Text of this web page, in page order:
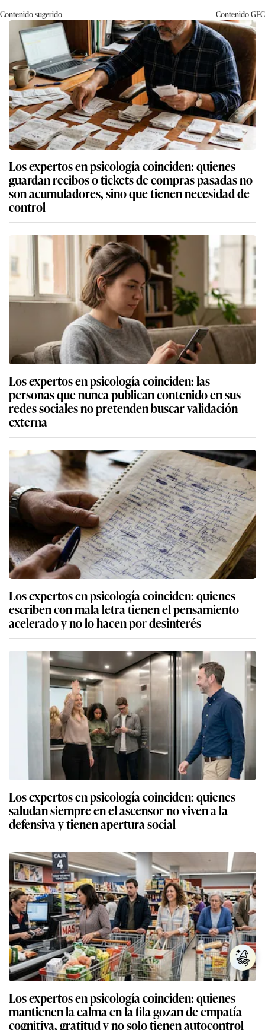
Contenido sugerido ContenidoGEC
Los expertos en psicología coinciden: quienes
guardan recibos o tickets de compras pasadas no
son acumuladores, sino que tienen necesidad de
control
Los expertos en psicología coinciden: las
personas que nunca publican contenido en sus
redes sociales no pretenden buscar validación
externa
Los expertos en psicología coinciden: quienes
escriben con mala letra tienen el pensamiento
acelerado y no lo hacen por desinterés
Los expertos en psicología coinciden: quienes
saludan siempre en el ascensor no viven a la
defensiva y tienen apertura social
Los expertos en psicología coinciden: quienes
mantienen la calma en la fila gozan de empatía
cognitiva, gratitud y no solo tienen autocontrol